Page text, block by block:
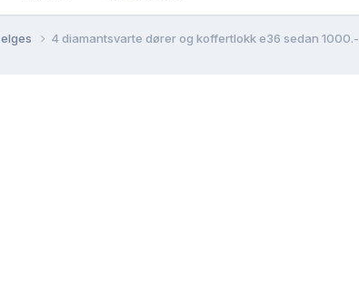
4 diamantsvarte dører og koffertlokk e36 sedan 1000.-